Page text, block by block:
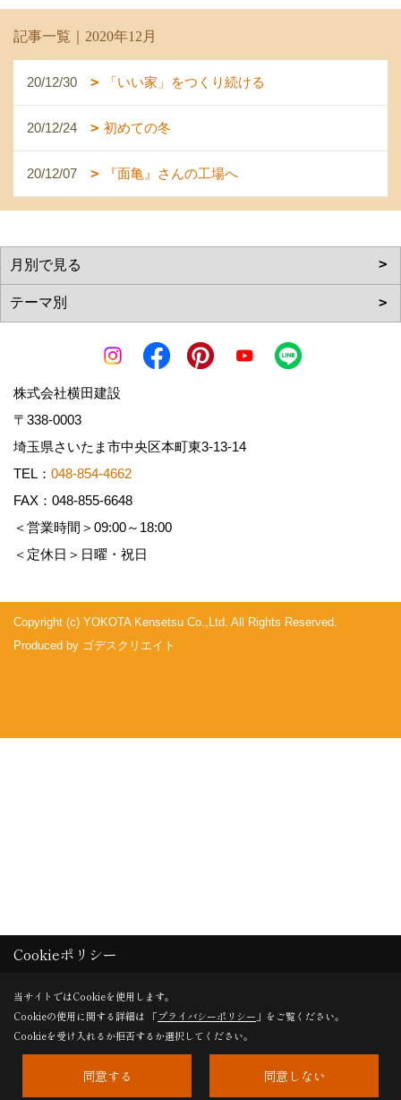
記事一覧｜2020年12月
20/12/30 「いい家」をつくり続ける
20/12/24 初めての冬
20/12/07 『面亀』さんの工場へ
株式会社横田建設
〒338-0003
埼玉県さいたま市中央区本町東3-13-14
TEL： 048-854-4662
FAX：048-855-6648
＜営業時間＞09:00～18:00
＜定休日＞日曜・祝日
Copyright (c) YOKOTA Kensetsu Co.,Ltd. All Rights Reserved.
Produced by ゴデスクリエイト
Cookieポリシー
当サイトではCookieを使用します。
Cookieの使用に関する詳細は 「プライバシーポリシー 」をご覧ください。
Cookieを受け入れるか拒否するか選択してください。
同意する 同意しない